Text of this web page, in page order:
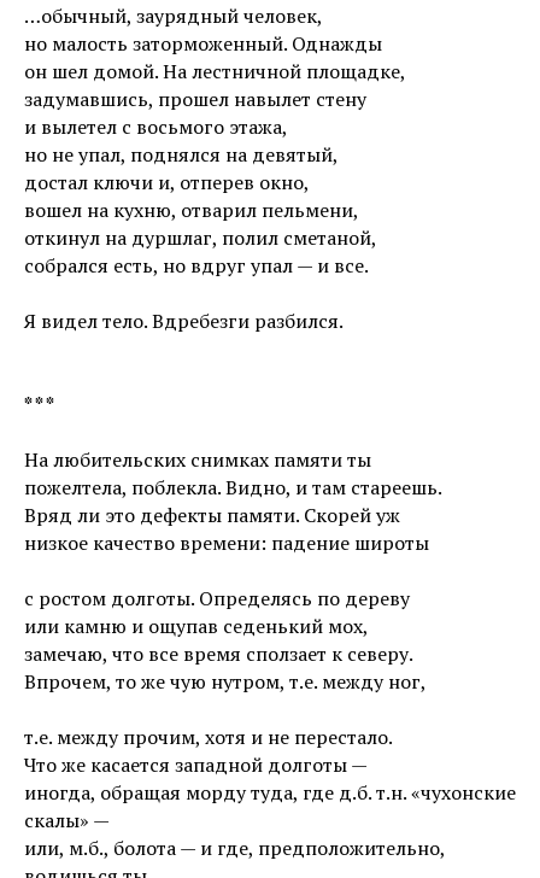
…обычный, заурядный человек,
но малость заторможенный. Однажды
он шел домой. На лестничной площадке,
задумавшись, прошел навылет стену
и вылетел с восьмого этажа,
но не упал, поднялся на девятый,
достал ключи и, отперев окно,
вошел на кухню, отварил пельмени,
откинул на дуршлаг, полил сметаной,
собрался есть, но вдруг упал — и все.
Я видел тело. Вдребезги разбился.
* * *
На любительских снимках памяти ты
пожелтела, поблекла. Видно, и там стареешь.
Вряд ли это дефекты памяти. Скорей уж
низкое качество времени: падение широты
с ростом долготы. Определясь по дереву
или камню и ощупав седенький мох,
замечаю, что все время сползает к северу.
Впрочем, то же чую нутром, т.е. между ног,
т.е. между прочим, хотя и не перестало.
Что же касается западной долготы —
иногда, обращая морду туда, где д.б. т.н. «чухонские
скалы» —
или, м.б., болота — и где, предположительно,